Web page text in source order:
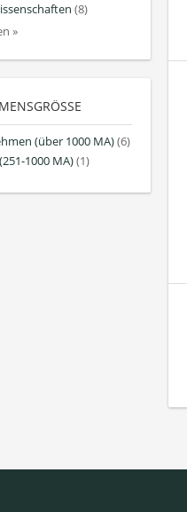
(8)
»
(über 1000 MA)(6)
1000 MA)(1)